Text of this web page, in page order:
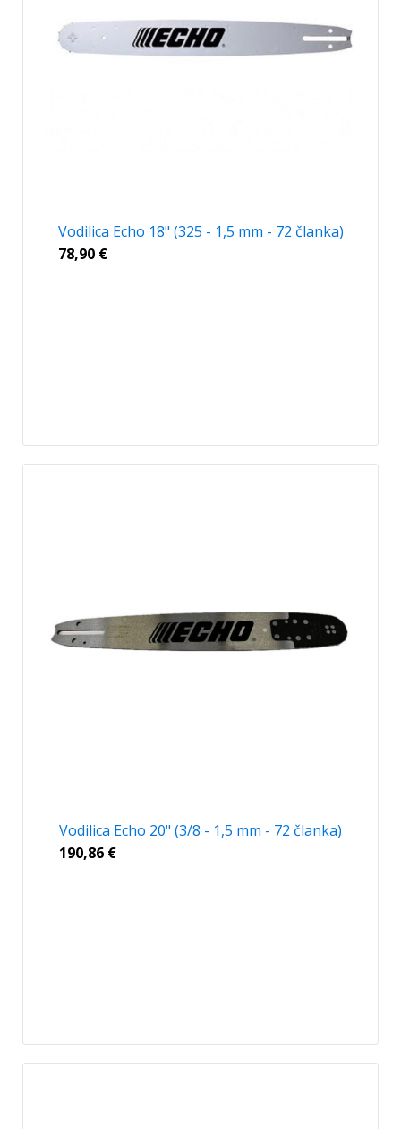
Vodilica Echo 18" (325 - 1,5 mm - 72 članka)
78,90 €
Vodilica Echo 20" (3/8 - 1,5 mm - 72 članka)
190,86 €